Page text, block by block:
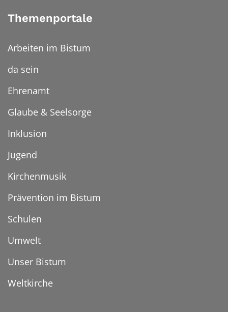
Themenportale
Arbeiten im Bistum
da sein
Ehrenamt
Glaube & Seelsorge
Inklusion
Jugend
Kirchenmusik
Prävention im Bistum
Schulen
Umwelt
Unser Bistum
Weltkirche